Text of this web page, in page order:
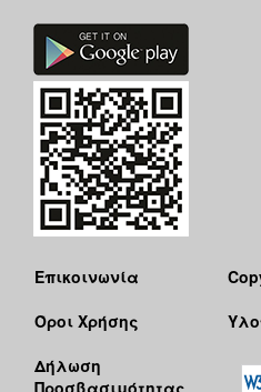
Επικοινωνία
Όροι Χρήσης
Δήλωση
Προσβασιμότητας